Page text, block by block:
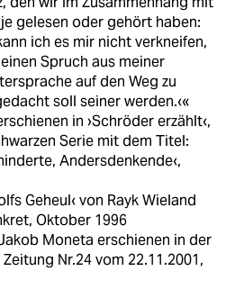
gelesen oder gehört haben:
ich es mir nicht verkneifen,
Spruch aus meiner
auf den Weg zu
soll seiner werden.‹«
in ›Schröder erzählt‹,
Serie mit dem Titel:
Andersdenkende‹,
Geheul‹ von Rayk Wieland
Oktober 1996
Moneta erschienen in der
Nr.24 vom 22.11.2001,